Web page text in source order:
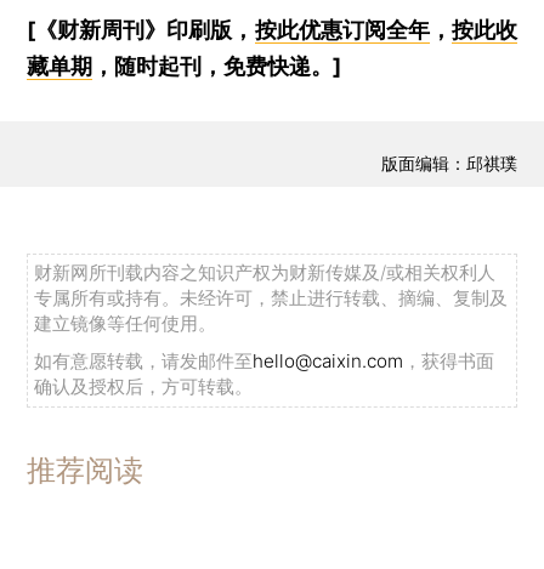
[《财新周刊》印刷版， 按此优惠订阅全年， 按此收
藏单期 ，随时起刊，免费快递。]
版面编辑：邱祺璞
财新网所刊载内容之知识产权为财新传媒及/或相关权利人
专属所有或持有。未经许可，禁止进行转载、摘编、复制及
建立镜像等任何使用。
如有意愿转载，请发邮件至hello@caixin.com ，获得书面
确认及授权后，方可转载。
推荐阅读